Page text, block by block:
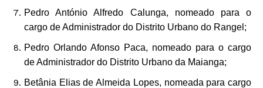
Pedro António Alfredo Calunga, nomeado para o
cargo de Administrador do Distrito Urbano do Rangel;
Pedro Orlando Afonso Paca, nomeado para o cargo
de Administrador do Distrito Urbano da Maianga;
Betânia Elias de Almeida Lopes, nomeada para cargo